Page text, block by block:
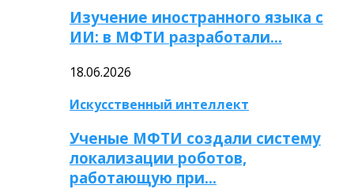
Изучение иностранного языка с
ИИ: в МФТИ разработали…
18.06.2026
Искусственный интеллект
Ученые МФТИ создали систему
локализации роботов,
работающую при…